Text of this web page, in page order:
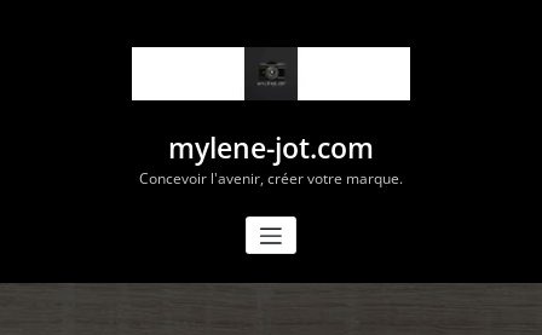
mylene-jot.com
Concevoir l'avenir, créer votre marque.